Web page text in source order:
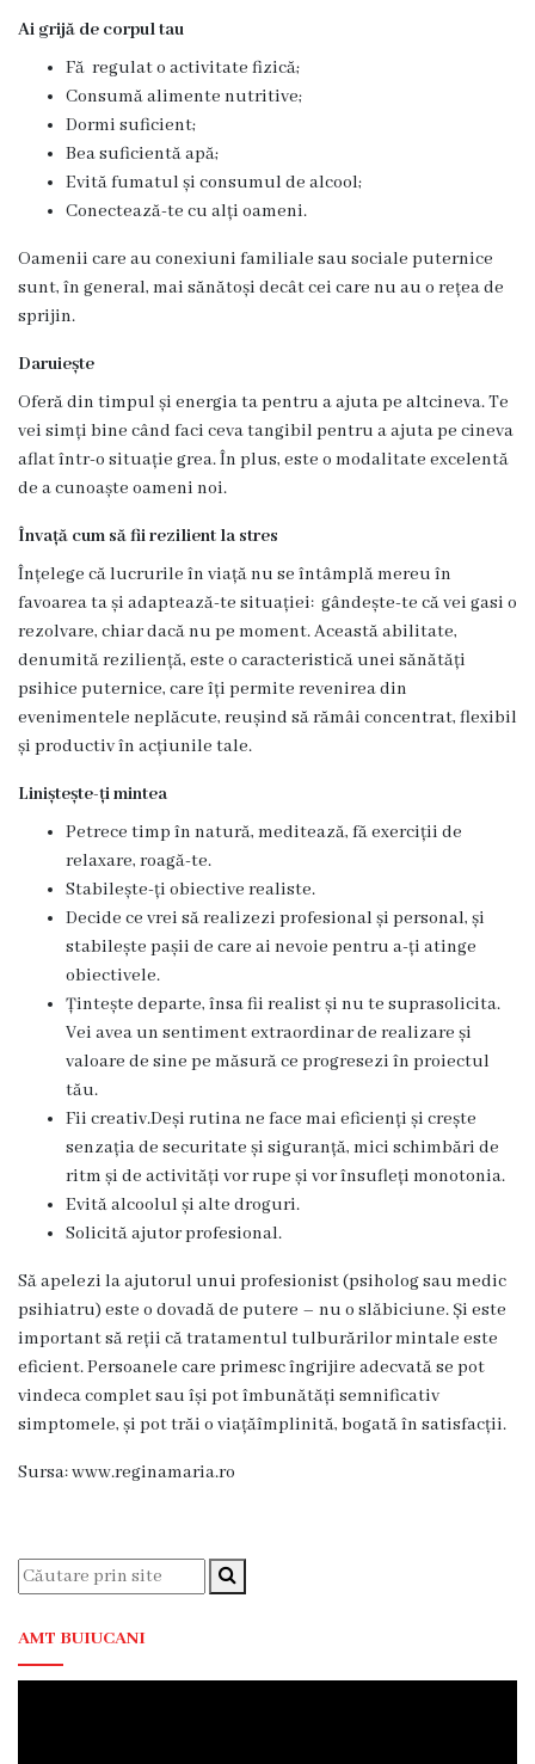
Sănătății
Femeii
AMT
Buiucani
Servicii
Consultative
de
Ambulator
zi
Centrul
Medicilor
Familie
nr.4
Secția
Medicină
de
Familie
Consultative
Specializate
de
Ambulator
Staționar
de
zi
Centrul
medicilor
de
Secţia
medicina
de
familie
nr.1
Secţia
medicina
familie
Consultativ
medicilor
Ai grijă de corpul tau
Fă regulat o activitate fizică;
Consumă alimente nutritive;
Dormi suficient;
Bea suficientă apă;
Evită fumatul și consumul de alcool;
Conectează-te cu alți oameni.
Oamenii care au conexiuni familiale sau sociale puternice
sunt, în general, mai sănătoși decât cei care nu au o rețea de
sprijin.
Daruiește
Oferă din timpul și energia ta pentru a ajuta pe altcineva. Te
vei simți bine când faci ceva tangibil pentru a ajuta pe cineva
aflat într-o situație grea. În plus, este o modalitate excelentă
de a cunoaște oameni noi.
Învață cum să fii rezilient la stres
Înțelege că lucrurile în viață nu se întâmplă mereu în
favoarea ta și adaptează-te situației: gândește-te că vei gasi o
rezolvare, chiar dacă nu pe moment. Această abilitate,
denumită reziliență, este o caracteristică unei sănătăți
psihice puternice, care îți permite revenirea din
evenimentele neplăcute, reușind să rămâi concentrat, flexibil
și productiv în acțiunile tale.
Liniștește-ți mintea
Petrece timp în natură, meditează, fă exerciții de
relaxare, roagă-te.
Stabilește-ți obiective realiste.
Decide ce vrei să realizezi profesional și personal, și
stabilește pașii de care ai nevoie pentru a-ți atinge
obiectivele.
Țintește departe, însa fii realist și nu te suprasolicita.
Vei avea un sentiment extraordinar de realizare și
valoare de sine pe măsură ce progresezi în proiectul
tău.
Fii creativ.Deși rutina ne face mai eficienți și crește
senzația de securitate și siguranță, mici schimbări de
ritm și de activități vor rupe și vor însufleți monotonia.
Evită alcoolul și alte droguri.
Solicită ajutor profesional.
Să apelezi la ajutorul unui profesionist (psiholog sau medic
psihiatru) este o dovadă de putere – nu o slăbiciune. Și este
important să reții că tratamentul tulburărilor mintale este
eficient. Persoanele care primesc îngrijire adecvată se pot
vindeca complet sau își pot îmbunătăți semnificativ
simptomele, și pot trăi o viațăîmplinită, bogată în satisfacții.
Sursa: www.reginamaria.ro
AMT BUIUCANI